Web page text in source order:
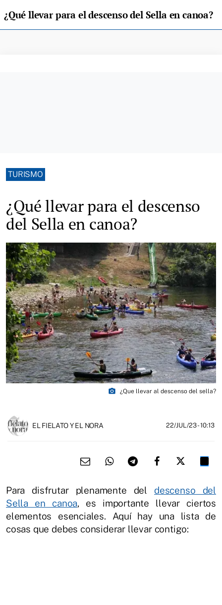
¿Qué llevar para el descenso del Sella en canoa?
TURISMO
¿Qué llevar para el descenso
del Sella en canoa?
photo_camera ¿Que llevar al descenso del sella?
EL FIELATO Y EL NORA 22/JUL/23- 10:13
Para disfrutar plenamente del descenso del
Sella en canoa, es importante llevar ciertos
elementos esenciales. Aquí hay una lista de
cosas que debes considerar llevar contigo: